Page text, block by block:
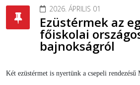
2026. ÁPRILIS 01
Ezüstérmek az
főiskolai
bajnokságról
Két ezüstérmet is nyertünk a csepeli rendezésű